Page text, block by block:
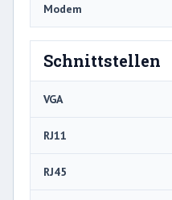
Modem
Schnittstellen
VGA
RJ11
RJ45